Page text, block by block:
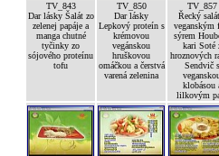
TV_843
Dar lásky Šalát zo
zelenej papáje a
manga chutné
tyčinky zo
sójového proteínu
tofu
TV_850
Dar lásky
Lepkový proteín s
krémovou
vegánskou
hruškovou
omáčkou a čerstvá
varená zelenina
TV_857
Řecký
veganským
sýrem
kari Soté
hroznových
Sendvič s
klobásou
lilkovým